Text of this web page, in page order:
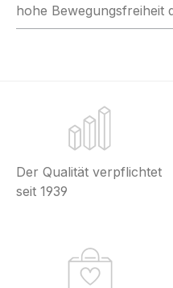
hohe Bewegungsfreiheit
Der Qualität verpflichtet
seit 1939